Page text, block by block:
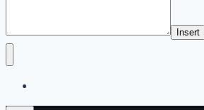
Insert